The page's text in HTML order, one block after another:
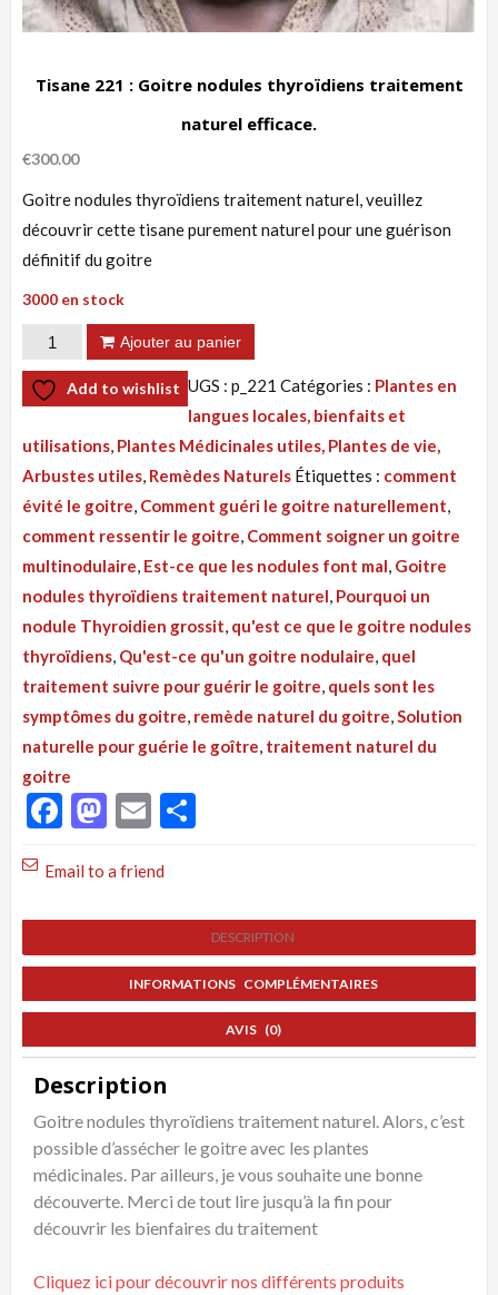
Tisane 221 : Goitre nodules thyroïdiens traitement
naturel efficace.
€300.00
Goitre nodules thyroïdiens traitement naturel, veuillez
découvrir cette tisane purement naturel pour une guérison
définitif du goitre
3000 en stock
quantité
de
Tisane
:
Goitre
nodules
thyroïdiens
traitement
naturel
efficace.
Ajouter au panier
Add to wishlist UGS : p_221 Catégories : Plantes en
langues locales, bienfaits et
utilisations, Plantes Médicinales utiles, Plantes de vie,
Arbustes utiles, Remèdes Naturels Étiquettes : comment
évité le goitre, Comment guéri le goitre naturellement,
comment ressentir le goitre, Comment soigner un goitre
multinodulaire, Est-ce que les nodules font mal, Goitre
nodules thyroïdiens traitement naturel, Pourquoi un
nodule Thyroidien grossit, qu'est ce que le goitre nodules
thyroïdiens, Qu'est-ce qu'un goitre nodulaire, quel
traitement suivre pour guérir le goitre, quels sont les
symptômes du goitre, remède naturel du goitre,Solution
naturelle pour guérie le goître, traitement naturel du
goitre
Facebook
Mastodon
Email
Email to a friend
DESCRIPTION
INFORMATIONS COMPLÉMENTAIRES
AVIS (0)
Description
Goitre nodules thyroïdiens traitement naturel. Alors, c’est
possible d’assécher le goitre avec les plantes
médicinales. Par ailleurs, je vous souhaite une bonne
découverte. Merci de tout lire jusqu’à la fin pour
découvrir les bienfaires du traitement
Cliquez ici pour découvrir nos différents produits